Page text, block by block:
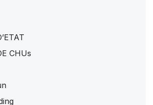
CHUs